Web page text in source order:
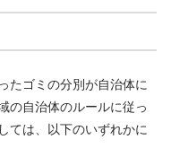
たゴミの分別が自治体に
の自治体のルールに従っ
ては、以下のいずれかに